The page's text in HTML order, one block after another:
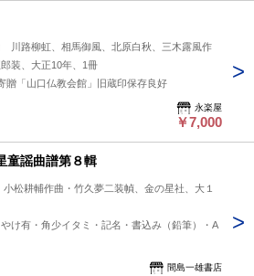
川路柳虹、相馬御風、北原白秋、三木露風作
装、大正10年、1冊
贈「山口仏教会館」旧蔵印保存良好
永楽屋
￥7,000
謡曲譜第８輯
松耕輔作曲・竹久夢二装幀、金の星社、大１
やけ有・角少イタミ・記名・書込み（鉛筆）・A
間島一雄書店